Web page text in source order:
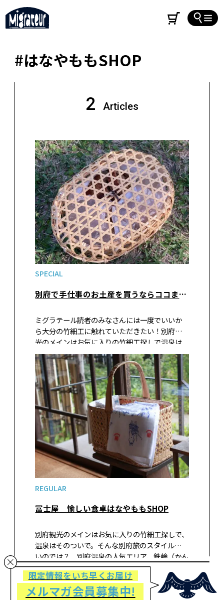
#はなやももSHOP
2 Articles
SPECIAL
別府で手仕事のお土産を買うならココまとめ、5選。
ミグラテール読者のみなさんには一度でいいか
ら大分の竹細工に触れていただきたい！別府観
光のメインはお気に入りの竹細工探しで温泉は
そのついで。そんな別府旅のスタイルもいいので
は？現地の手仕事の品が買えるお店を紹介しま
す。
REGULAR
冨士屋 愉しい食卓はなやももSHOP
別府観光のメインはお気に入りの竹細工探しで、
温泉はそのついで。そんな別府旅のスタイルもい
いのでは？ 別府温泉の人気エリア、鉄輪（かん
なわ）で手仕事のお土産を買うならココ！
限定情報をいち早くお届け
メルマガ会員募集中!